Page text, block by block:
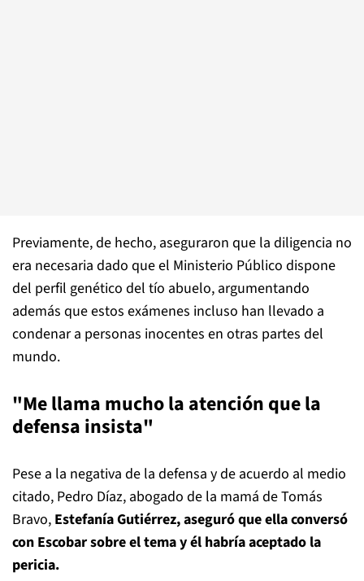
Previamente, de hecho, aseguraron que la diligencia no
era necesaria dado que el Ministerio Público dispone
del perfil genético del tío abuelo, argumentando
además que estos exámenes incluso han llevado a
condenar a personas inocentes en otras partes del
mundo.
"Me llama mucho la atención que la
defensa insista"
Pese a la negativa de la defensa y de acuerdo al medio
citado, Pedro Díaz, abogado de la mamá de Tomás
Bravo, Estefanía Gutiérrez, aseguró que ella conversó
con Escobar sobre el tema y él habría aceptado la
pericia.